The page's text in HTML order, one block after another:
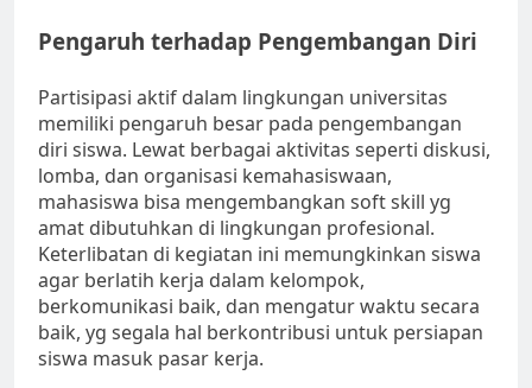
Pengaruh terhadap Pengembangan Diri
Partisipasi aktif dalam lingkungan universitas
memiliki pengaruh besar pada pengembangan
diri siswa. Lewat berbagai aktivitas seperti diskusi,
lomba, dan organisasi kemahasiswaan,
mahasiswa bisa mengembangkan soft skill yg
amat dibutuhkan di lingkungan profesional.
Keterlibatan di kegiatan ini memungkinkan siswa
agar berlatih kerja dalam kelompok,
berkomunikasi baik, dan mengatur waktu secara
baik, yg segala hal berkontribusi untuk persiapan
siswa masuk pasar kerja.